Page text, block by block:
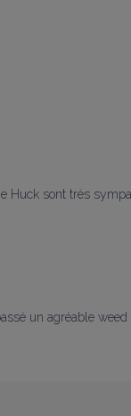
Huck sont très
un agréable